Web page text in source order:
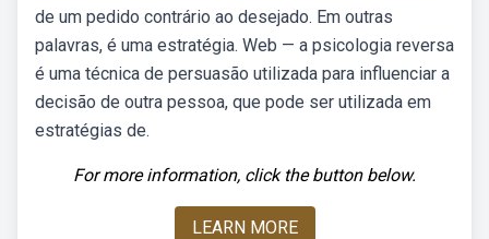
de um pedido contrário ao desejado. Em outras
palavras, é uma estratégia. Web — a psicologia reversa
é uma técnica de persuasão utilizada para influenciar a
decisão de outra pessoa, que pode ser utilizada em
estratégias de.
For more information, click the button below.
LEARN MORE